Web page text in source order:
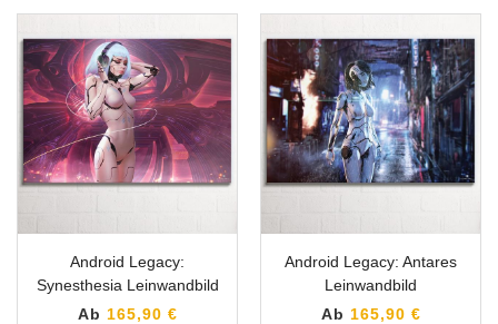
Android Legacy:
Synesthesia Leinwandbild
Ab 165,90 €
Android Legacy: Antares
Leinwandbild
Ab 165,90 €